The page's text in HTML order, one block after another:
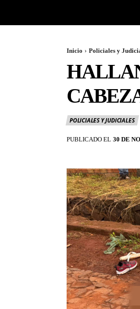
Inicio Policiales y
POLICIALES Y JUDICIALES
PUBLICADO EL 30 DE